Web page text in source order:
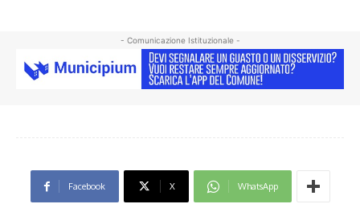
- Comunicazione Istituzionale -
Facebook X WhatsApp